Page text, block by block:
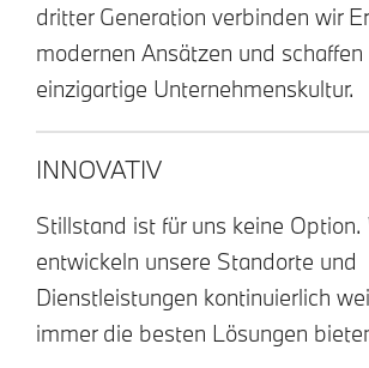
dritter Generation verbinden wir
modernen Ansätzen und schaffen
einzigartige Unternehmenskultur.
INNOVATIV
Stillstand ist für uns keine Option.
entwickeln unsere Standorte und
Dienstleistungen kontinuierlich
immer die besten Lösungen